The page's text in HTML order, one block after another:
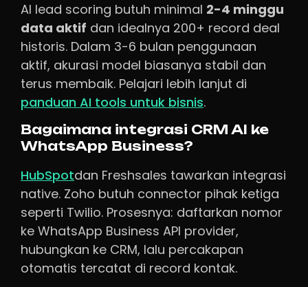
AI lead scoring butuh minimal 2-4 minggu
data aktif dan idealnya 200+ record deal
historis. Dalam 3-6 bulan penggunaan
aktif, akurasi model biasanya stabil dan
terus membaik. Pelajari lebih lanjut di
panduan AI tools untuk bisnis.
Bagaimana integrasi CRM AI ke
WhatsApp Business?
HubSpotdan Freshsales tawarkan integrasi
native. Zoho butuh connector pihak ketiga
seperti Twilio. Prosesnya: daftarkan nomor
ke WhatsApp Business API provider,
hubungkan ke CRM, lalu percakapan
otomatis tercatat di record kontak.